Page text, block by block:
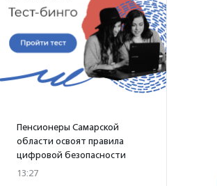
Пенсионеры Самарской
области освоят правила
цифровой безопасности
13:27